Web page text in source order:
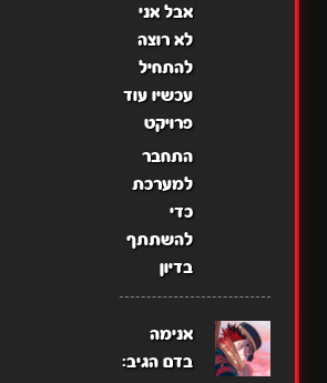
אבל אני
לא רוצה
להתחיל
עכשיו עוד
פרויקט
התחבר
למערכת
כדי
להשתתף
בדיון
אנימה
בדם הגיב: